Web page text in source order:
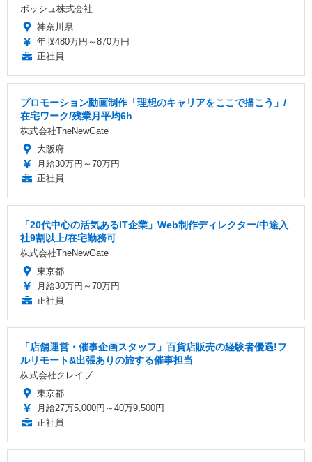
ボッシュ株式会社
神奈川県
年収480万円～870万円
正社員
プロモーション動画制作「理想のキャリアをここで描こう」/
在宅ワーク/残業月平均6h
株式会社TheNewGate
大阪府
月給30万円～70万円
正社員
「20代中心の活気あるIT企業」Web制作ディレクター/中途入
社9割以上/在宅勤務可
株式会社TheNewGate
東京都
月給30万円～70万円
正社員
「店舗運営・催事企画スタッフ」百貨店販売の経験者優遇!フ
ルリモート&出張ありの旅する催事担当
株式会社クレイブ
東京都
月給27万5,000円～40万9,500円
正社員